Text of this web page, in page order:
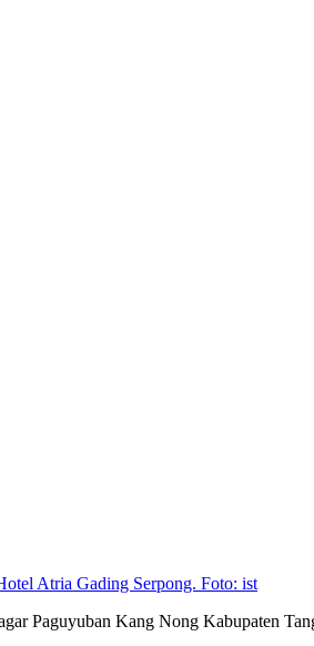
Atria Gading Serpong. Foto: ist
Paguyuban Kang Nong Kabupaten